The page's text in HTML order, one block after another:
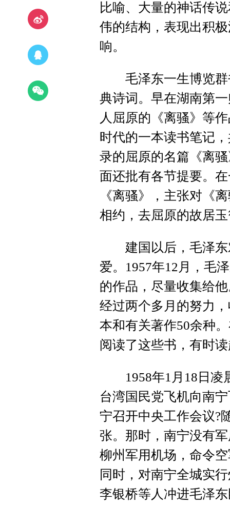
比喻、大量的神话传
伟的结构，表现出积
响。
毛泽东一生博览群
典诗词。早在湖南第
人屈原的《离骚》等
时代的一本读书笔记
录的屈原的名篇《离
面还批有各节提要。
《离骚》，主张对《
相约，去屈原的故居
建国以后，毛泽东
爱。1957年12月，毛
的作品，尽量收集给
经过两个多月的努力
本和有关著作50余种
阅读了这些书，有时
1958年1月18日凌
台湾国民党飞机向南
宁召开中央工作会议?
张。那时，南宁没有
柳州军用机场，命令
同时，对南宁全城实
李银桥等人冲进毛泽